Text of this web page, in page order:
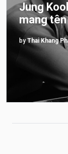
Jung
mang
byThai Khang